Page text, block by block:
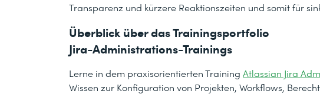
Transparenz und kürzere Reaktionszeiten und somit für
Überblick über das Trainingsportfolio
Jira-Administrations-Trainings
Lerne in dem praxisorientierten Training Atlassian Jira
Wissen zur Konfiguration von Projekten, Workflows,